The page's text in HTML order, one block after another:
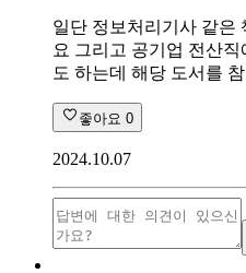
일단 정보처리기사 같은
요 그리고 공기업 전산직
도 하는데 해당 도서를
좋아요 0
2024.10.07